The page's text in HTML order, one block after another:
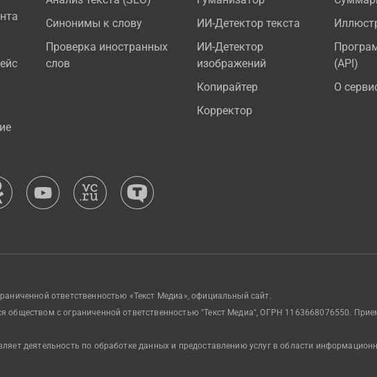
Синонимы к слову
Проверка иностранных
слов
ИИ-Детектор текста
ИИ-Детектор
изображений
Копирайтер
Корректор
(API)
О
ответственностью «Текст Медиа», официальный сайт.
обществом с ограниченной ответственностью "Текст Медиа", ОГРН 1163668076550.
деятельность по обработке данных и предоставлению услуг в области